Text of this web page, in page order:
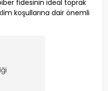
fidesinin ideal toprak
koşullarına dair önemli